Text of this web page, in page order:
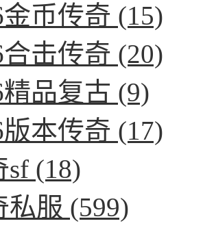
金币传奇 (15)
合击传奇 (20)
精品复古 (9)
版本传奇 (17)
sf (18)
私服 (599)